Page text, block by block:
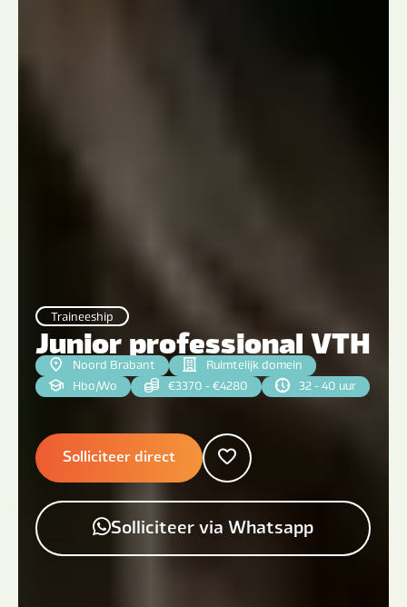
Traineeship
Junior professional VTH
Noord Brabant
Ruimtelijk domein
Hbo|Wo €3370 - €4280 32 - 40 uur
Solliciteer direct
Solliciteer via Whatsapp